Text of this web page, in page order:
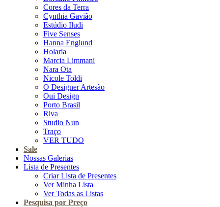
Cores da Terra
Cynthia Gavião
Estúdio Iludi
Five Senses
Hanna Englund
Holaria
Marcia Limmani
Nara Ota
Nicole Toldi
O Designer Artesão
Oui Design
Porto Brasil
Riva
Studio Nun
Traço
VER TUDO
Sale
Nossas Galerias
Lista de Presentes
Criar Lista de Presentes
Ver Minha Lista
Ver Todas as Listas
Pesquisa por Preço